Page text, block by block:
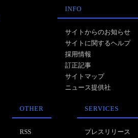
INFO
サイトからのお知らせ
サイトに関するヘルプ
採用情報
訂正記事
サイトマップ
ニュース提供社
OTHER
RSS
SERVICES
プレスリリース